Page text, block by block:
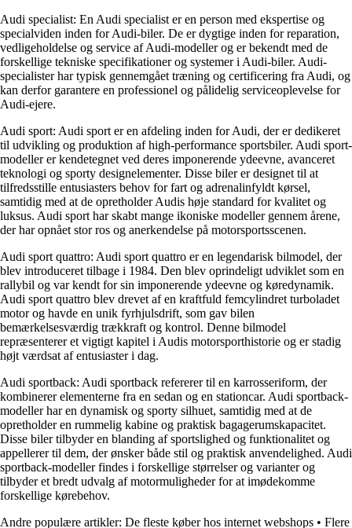
Audi specialist: En Audi specialist er en person med ekspertise og
specialviden inden for Audi-biler. De er dygtige inden for reparation,
vedligeholdelse og service af Audi-modeller og er bekendt med de
forskellige tekniske specifikationer og systemer i Audi-biler. Audi-
specialister har typisk gennemgået træning og certificering fra Audi, og
kan derfor garantere en professionel og pålidelig serviceoplevelse for
Audi-ejere.
Audi sport: Audi sport er en afdeling inden for Audi, der er dedikeret
til udvikling og produktion af high-performance sportsbiler. Audi sport-
modeller er kendetegnet ved deres imponerende ydeevne, avanceret
teknologi og sporty designelementer. Disse biler er designet til at
tilfredsstille entusiasters behov for fart og adrenalinfyldt kørsel,
samtidig med at de opretholder Audis høje standard for kvalitet og
luksus. Audi sport har skabt mange ikoniske modeller gennem årene,
der har opnået stor ros og anerkendelse på motorsportsscenen.
Audi sport quattro: Audi sport quattro er en legendarisk bilmodel, der
blev introduceret tilbage i 1984. Den blev oprindeligt udviklet som en
rallybil og var kendt for sin imponerende ydeevne og køredynamik.
Audi sport quattro blev drevet af en kraftfuld femcylindret turboladet
motor og havde en unik fyrhjulsdrift, som gav bilen
bemærkelsesværdig trækkraft og kontrol. Denne bilmodel
repræsenterer et vigtigt kapitel i Audis motorsporthistorie og er stadig
højt værdsat af entusiaster i dag.
Audi sportback: Audi sportback refererer til en karrosseriform, der
kombinerer elementerne fra en sedan og en stationcar. Audi sportback-
modeller har en dynamisk og sporty silhuet, samtidig med at de
opretholder en rummelig kabine og praktisk bagagerumskapacitet.
Disse biler tilbyder en blanding af sportslighed og funktionalitet og
appellerer til dem, der ønsker både stil og praktisk anvendelighed. Audi
sportback-modeller findes i forskellige størrelser og varianter og
tilbyder et bredt udvalg af motormuligheder for at imødekomme
forskellige kørebehov.
Andre populære artikler: De fleste køber hos internet webshops • Flere